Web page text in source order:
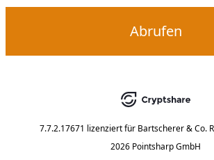
Abrufen
7.7.2.17671 lizenziert für Bartscherer & Co.
2026 Pointsharp GmbH